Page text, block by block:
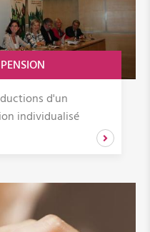
le cadre de l'Orange
d'un
individualisé